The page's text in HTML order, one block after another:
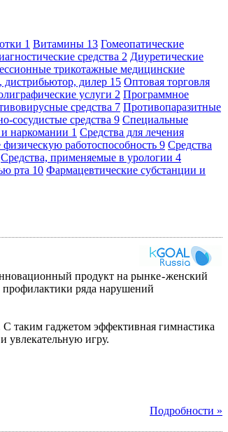
1 Витамины 13 Гомеопатические
средства 2 Диуретические
трикотажные медицинские
дистрибьютор, дилер 15 Оптовая торговля
услуги 2 Программное
средства 7 Противопаразитные
сосудистые средства 9 Специальные
и наркомании 1 Средства для лечения
работоспособность 9 Средства
Средства, применяемые в урологии 4
рта 10 Фармацевтические субстанции и
продукт на рынке - женский
ряда нарушений
таким гаджетом эффективная гимнастика
увлекательную игру.
Подробности »